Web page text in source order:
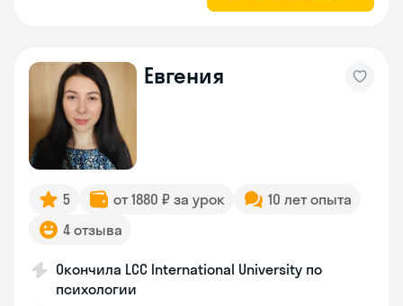
Евгения
5 от 1880 ₽ за урок
10 лет опыта
4 отзыва
Окончила LCC International University по
психологии